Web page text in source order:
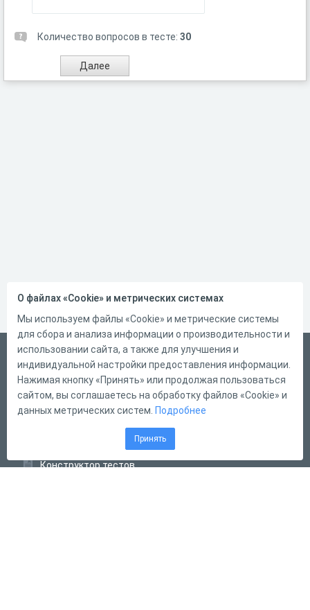
Количество вопросов в тесте: 30
Русский
Справка
Форма обратной связи
Конструктор тестов
О файлах «Cookie» и метрических системах
Мы используем файлы «Cookie» и метрические системы
для сбора и анализа информации о производительности и
использовании сайта, а также для улучшения и
индивидуальной настройки предоставления информации.
Нажимая кнопку «Принять» или продолжая пользоваться
сайтом, вы соглашаетесь на обработку файлов «Cookie» и
данных метрических систем. Подробнее
Принять